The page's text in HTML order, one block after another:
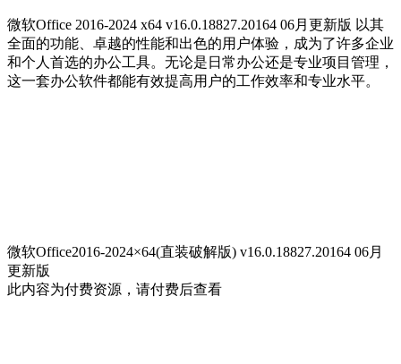
微软Office 2016-2024 x64 v16.0.18827.20164 06月更新版 以其
全面的功能、卓越的性能和出色的用户体验，成为了许多企业
和个人首选的办公工具。无论是日常办公还是专业项目管理，
这一套办公软件都能有效提高用户的工作效率和专业水平。
微软Office2016-2024×64(直装破解版) v16.0.18827.20164 06月
更新版
此内容为付费资源，请付费后查看